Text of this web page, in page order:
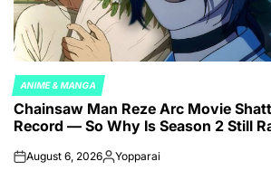
POSTED
IN
ANIME & MANGA
Chainsaw Man Reze Arc Movie
Record — So Why Is Season 2 Still
onAugust 6, 2026Posted
Yopparai